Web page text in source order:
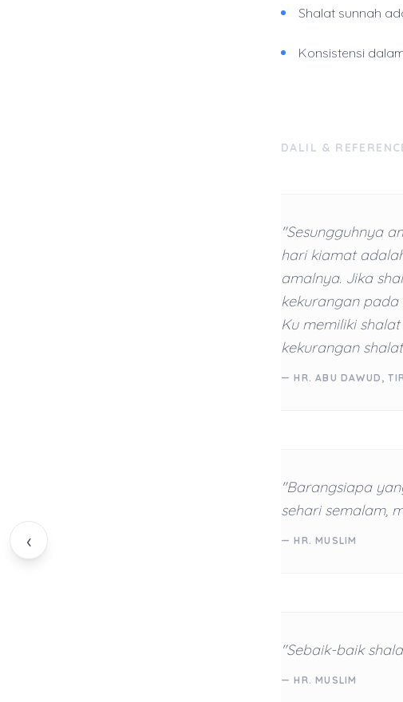
‹
Shalat sunnah
Konsistensi
DALIL &
"Sesungguhnya
hari kiamat
amalnya. Jika
kekurangan
Ku memiliki
kekurangan
— HR. ABU DAWUD,
"Barangsiapa
sehari semalam,
— HR. MUSLIM
"Sebaik-baik
— HR. MUSLIM